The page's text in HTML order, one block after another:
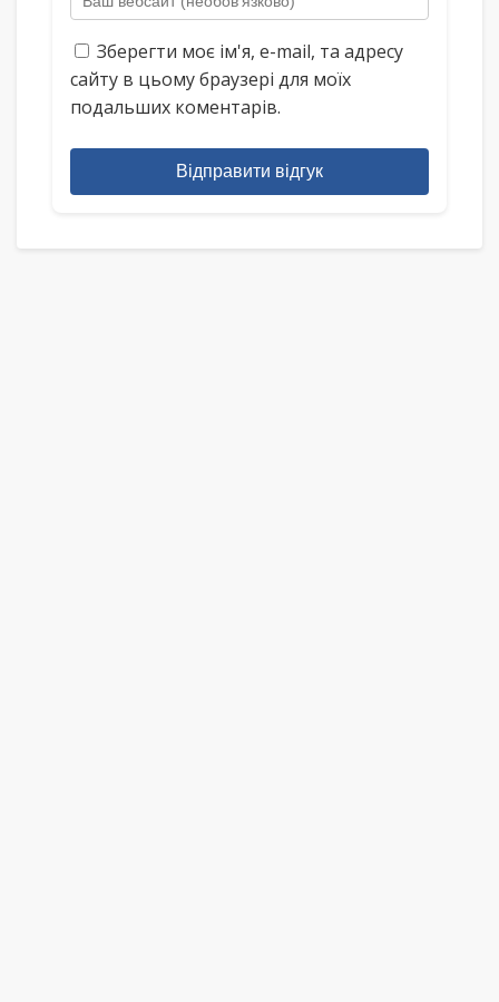
Зберегти моє ім'я, e-mail, та адресу
сайту в цьому браузері для моїх
подальших коментарів.
Відправити відгук